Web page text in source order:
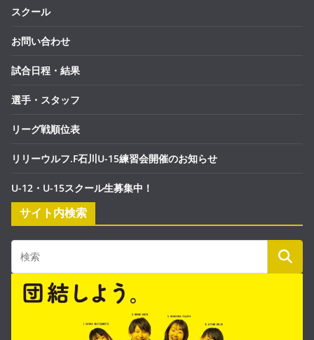
スクール
お問い合わせ
試合日程・結果
選手・スタッフ
リーグ戦順位表
リリーウルフ.F石川U-15練習会開催のお知らせ
U-12・U-15スクール生募集中！
サイト内検索